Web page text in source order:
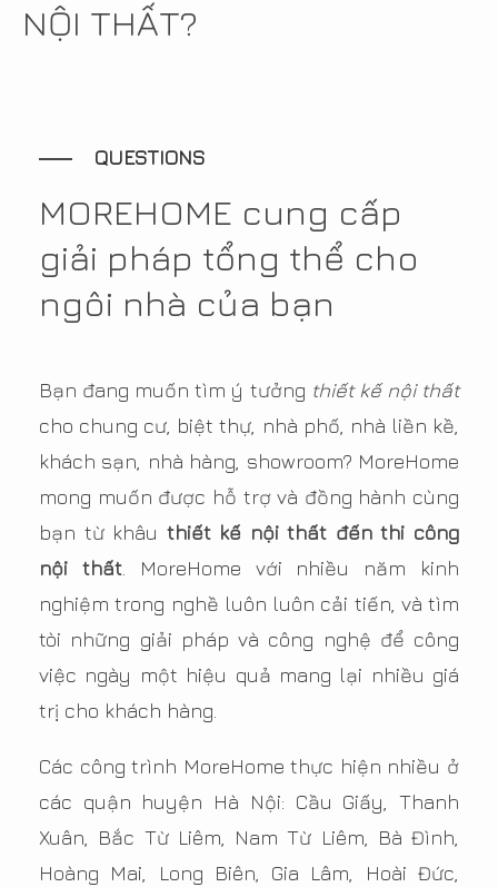
NỘI THẤT?
QUESTIONS
MOREHOME cung cấp
giải pháp tổng thể cho
ngôi nhà của bạn
Bạn đang muốn tìm ý tưởng thiết kế nội thất
cho chung cư, biệt thự, nhà phố, nhà liền kề,
khách sạn, nhà hàng, showroom? MoreHome
mong muốn được hỗ trợ và đồng hành cùng
bạn từ khâu thiết kế nội thất đến thi công
nội thất. MoreHome với nhiều năm kinh
nghiệm trong nghề luôn luôn cải tiến, và tìm
tòi những giải pháp và công nghệ để công
việc ngày một hiệu quả mang lại nhiều giá
trị cho khách hàng.
Các công trình MoreHome thực hiện nhiều ở
các quận huyện Hà Nội: Cầu Giấy, Thanh
Xuân, Bắc Từ Liêm, Nam Từ Liêm, Bà Đình,
Hoàng Mai, Long Biên, Gia Lâm, Hoài Đức,